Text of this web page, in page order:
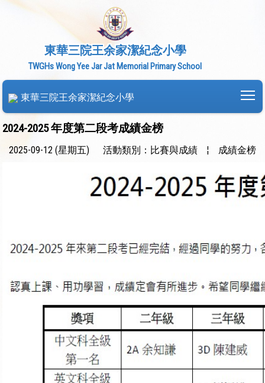
東華三院王余家潔紀念小學
TWGHs Wong Yee Jar Jat Memorial Primary School
東華三院王余家潔紀念小學
2024-2025 年度第二段考成績金榜
2025-09-12 (星期五) 活動類別：比賽與成績 ¦ 成績金榜